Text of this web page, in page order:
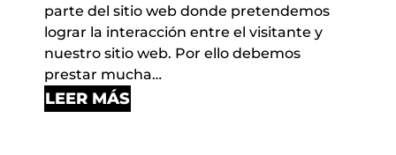
parte del sitio web donde pretendemos
lograr la interacción entre el visitante y
nuestro sitio web. Por ello debemos
prestar mucha…
LEER MÁS